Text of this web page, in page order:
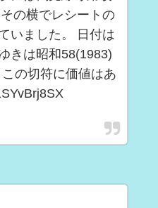
の横でレシートの
いました。 日付は
きは昭和58(1983)
の切符に価値はあ